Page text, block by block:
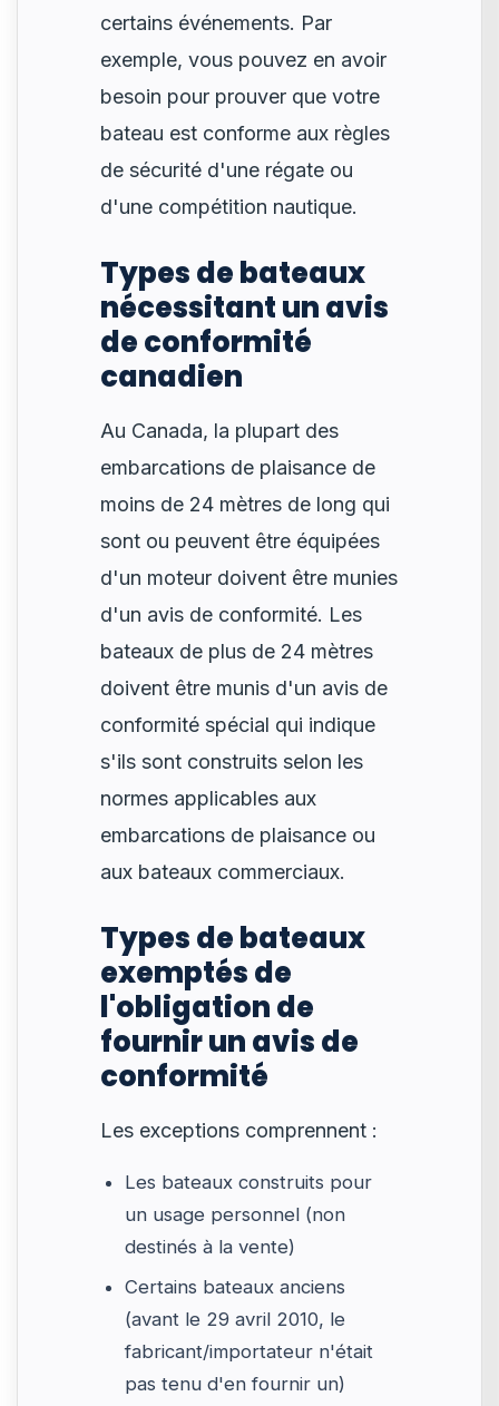
certains événements. Par
exemple, vous pouvez en avoir
besoin pour prouver que votre
bateau est conforme aux règles
de sécurité d'une régate ou
d'une compétition nautique.
Types de bateaux
nécessitant un avis
de conformité
canadien
Au Canada, la plupart des
embarcations de plaisance de
moins de 24 mètres de long qui
sont ou peuvent être équipées
d'un moteur doivent être munies
d'un avis de conformité. Les
bateaux de plus de 24 mètres
doivent être munis d'un avis de
conformité spécial qui indique
s'ils sont construits selon les
normes applicables aux
embarcations de plaisance ou
aux bateaux commerciaux.
Types de bateaux
exemptés de
l'obligation de
fournir un avis de
conformité
Les exceptions comprennent :
Les bateaux construits pour
un usage personnel (non
destinés à la vente)
Certains bateaux anciens
(avant le 29 avril 2010, le
fabricant/importateur n'était
pas tenu d'en fournir un)